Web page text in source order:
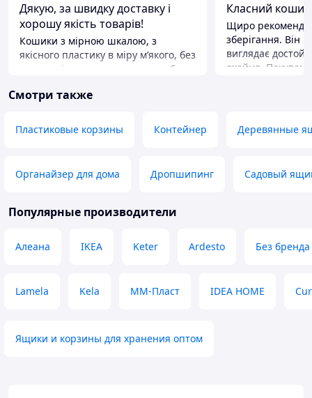
Дякую, за швидку доставку і
хорошу якість товарів!
Кошики з мірною шкалою, з
якісного пластику в міру мʼякого, без
запаху, зі зручними ручками, обсяг
без утрамбовки, ще залишилось
цупкого матеріалу, ковш, пензли і
мокловиця хорошої якості
Вартість, якість
Класний кошик!
Щиро
зберігання. Він
виглядає
охайно.
Смотри также
Пластиковые корзины Контейнер Деревянные
Органайзер для дома Дропшипинг Садовый
Популярные производители
Алеана IKEA Keter Ardesto Без бренда
Lamela Kela ММ-Пласт IDEA HOME
Ящики и корзины для хранения оптом